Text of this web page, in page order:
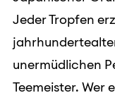
Jeder Tropfen
unermüdlichen
Teemeister. Wer